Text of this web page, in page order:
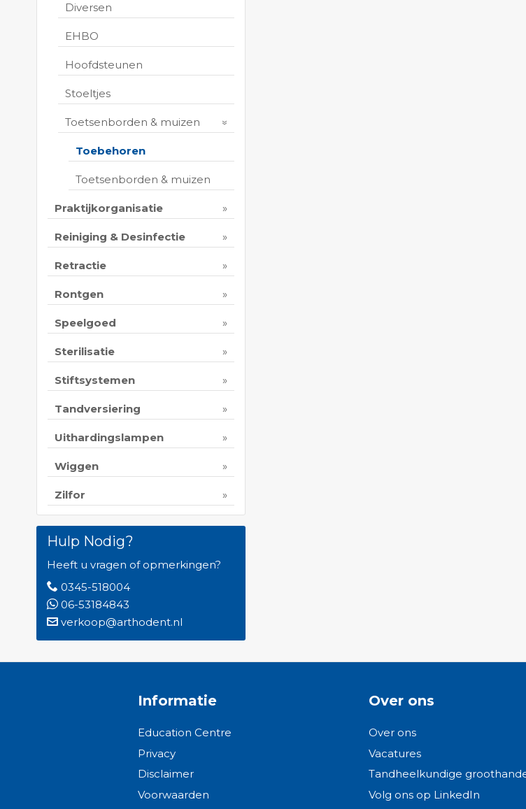
Diversen
EHBO
Hoofdsteunen
Stoeltjes
Toetsenborden & muizen
Toebehoren
Toetsenborden & muizen
Praktijkorganisatie
Reiniging & Desinfectie
Retractie
Rontgen
Speelgoed
Sterilisatie
Stiftsystemen
Tandversiering
Uithardingslampen
Wiggen
Zilfor
Hulp Nodig?
Heeft u vragen of opmerkingen?
0345-518004
06-53184843
verkoop@arthodent.nl
Informatie
Education Centre
Privacy
Disclaimer
Voorwaarden
Over ons
Over ons
Vacatures
Tandheelkundige
Volg ons op LinkedIn